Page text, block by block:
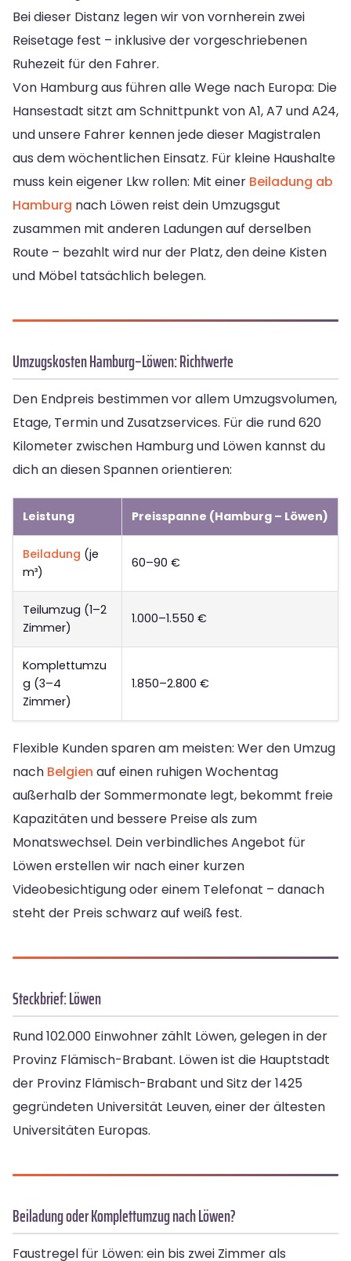
Bei dieser Distanz legen wir von vornherein zwei
Reisetage fest – inklusive der vorgeschriebenen
Ruhezeit für den Fahrer.
Von Hamburg aus führen alle Wege nach Europa: Die
Hansestadt sitzt am Schnittpunkt von A1, A7 und A24,
und unsere Fahrer kennen jede dieser Magistralen
aus dem wöchentlichen Einsatz. Für kleine Haushalte
muss kein eigener Lkw rollen: Mit einer Beiladung ab
Hamburg nach Löwen reist dein Umzugsgut
zusammen mit anderen Ladungen auf derselben
Route – bezahlt wird nur der Platz, den deine Kisten
und Möbel tatsächlich belegen.
Umzugskosten Hamburg–Löwen: Richtwerte
Den Endpreis bestimmen vor allem Umzugsvolumen,
Etage, Termin und Zusatzservices. Für die rund 620
Kilometer zwischen Hamburg und Löwen kannst du
dich an diesen Spannen orientieren:
Leistung Preisspanne (Hamburg – Löwen)
Beiladung (je
m³)
60–90 €
Teilumzug (1–2
Zimmer)
1.000–1.550 €
Komplettumzu
g (3–4
Zimmer)
1.850–2.800 €
Flexible Kunden sparen am meisten: Wer den Umzug
nach Belgien auf einen ruhigen Wochentag
außerhalb der Sommermonate legt, bekommt freie
Kapazitäten und bessere Preise als zum
Monatswechsel. Dein verbindliches Angebot für
Löwen erstellen wir nach einer kurzen
Videobesichtigung oder einem Telefonat – danach
steht der Preis schwarz auf weiß fest.
Steckbrief: Löwen
Rund 102.000 Einwohner zählt Löwen, gelegen in der
Provinz Flämisch-Brabant. Löwen ist die Hauptstadt
der Provinz Flämisch-Brabant und Sitz der 1425
gegründeten Universität Leuven, einer der ältesten
Universitäten Europas.
Beiladung oder Komplettumzug nach Löwen?
Faustregel für Löwen: ein bis zwei Zimmer als